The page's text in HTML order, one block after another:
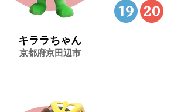
キララちゃん
京都府京田辺市